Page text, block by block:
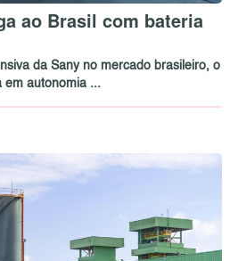
ao Brasil com bateria
da Sany no mercado brasileiro, o
em autonomia ...